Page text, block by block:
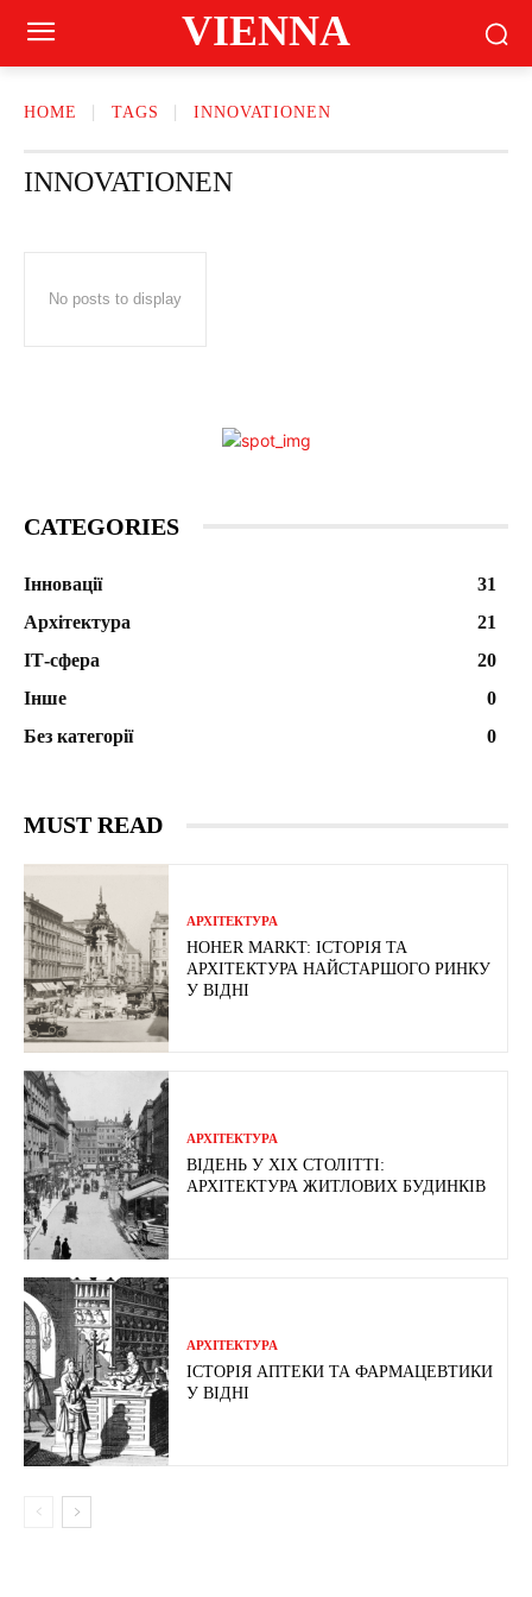
VIENNA
HOME TAGS INNOVATIONEN
INNOVATIONEN
No posts to display
CATEGORIES
Інновації
31
Архітектура
21
ІТ-сфера
20
Інше
0
Без категорії
0
MUST READ
АРХІТЕКТУРА
HOHER MARKT: ІСТОРІЯ ТА
АРХІТЕКТУРА НАЙСТАРШОГО РИНКУ
У ВІДНІ
АРХІТЕКТУРА
ВІДЕНЬ У ХІХ СТОЛІТТІ:
АРХІТЕКТУРА ЖИТЛОВИХ БУДИНКІВ
АРХІТЕКТУРА
ІСТОРІЯ АПТЕКИ ТА ФАРМАЦЕВТИКИ
У ВІДНІ